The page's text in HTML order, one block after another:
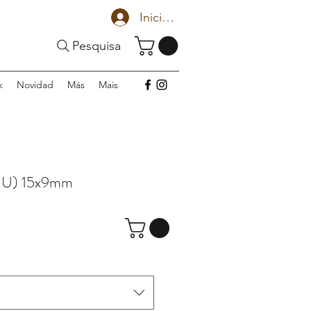
Iniciar sesión
Pesquisa
Novidad Más Mais
15x9mm